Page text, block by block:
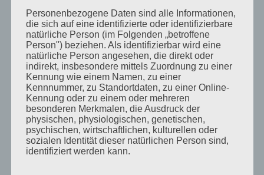
März 2013
August 2012
Juli 2012
Juni 2012
April 2012
Februar 2012
November 2011
Oktober 2011
Personenbezogene Daten sind alle Informationen,
die sich auf eine identifizierte oder identifizierbare
natürliche Person (im Folgenden „betroffene
Person") beziehen. Als identifizierbar wird eine
natürliche Person angesehen, die direkt oder
indirekt, insbesondere mittels Zuordnung zu einer
Kennung wie einem Namen, zu einer
Kennnummer, zu Standortdaten, zu einer Online-
Kennung oder zu einem oder mehreren
besonderen Merkmalen, die Ausdruck der
physischen, physiologischen, genetischen,
psychischen, wirtschaftlichen, kulturellen oder
sozialen Identität dieser natürlichen Person sind,
identifiziert werden kann.